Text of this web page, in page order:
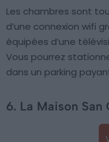
Les chambres sont
d’une connexion wifi
équipées d’une
Vous pourrez
dans un parking
6. La Maison San